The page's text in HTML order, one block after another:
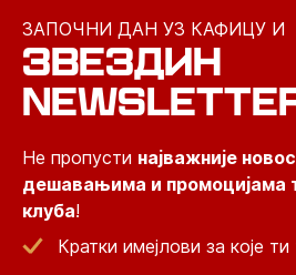
ЗАПОЧНИ ДАН УЗ КАФИЦУ И
ЗВЕЗДИН
Не пропусти најважније
дешавањима и промоцијама
клуба!
Кратки имејлови за које